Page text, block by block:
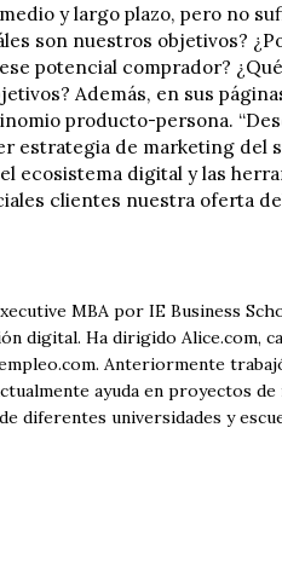
y largo plazo, pero no
son nuestros objetivos?
potencial comprador?
Además, en sus
producto-persona.
estrategia de marketing del
ecosistema digital y las
clientes nuestra oferta
MBA por IE Business
digital. Ha dirigido Alice.com,
Anteriormente
ayuda en proyectos
diferentes universidades y